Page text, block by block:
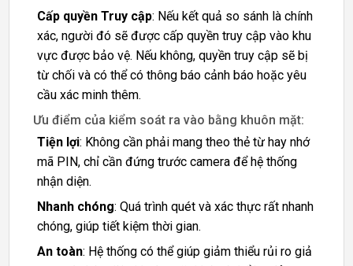
Cấp quyền Truy cập: Nếu kết quả so sánh là chính
xác, người đó sẽ được cấp quyền truy cập vào khu
vực được bảo vệ. Nếu không, quyền truy cập sẽ bị
từ chối và có thể có thông báo cảnh báo hoặc yêu
cầu xác minh thêm.
Ưu điểm của kiểm soát ra vào bằng khuôn mặt:
Tiện lợi: Không cần phải mang theo thẻ từ hay nhớ
mã PIN, chỉ cần đứng trước camera để hệ thống
nhận diện.
Nhanh chóng: Quá trình quét và xác thực rất nhanh
chóng, giúp tiết kiệm thời gian.
An toàn: Hệ thống có thể giúp giảm thiểu rủi ro giả